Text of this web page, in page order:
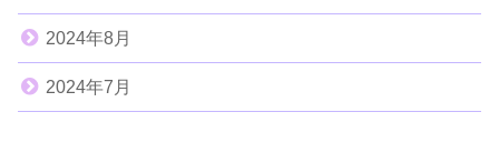
2024年8月
2024年7月